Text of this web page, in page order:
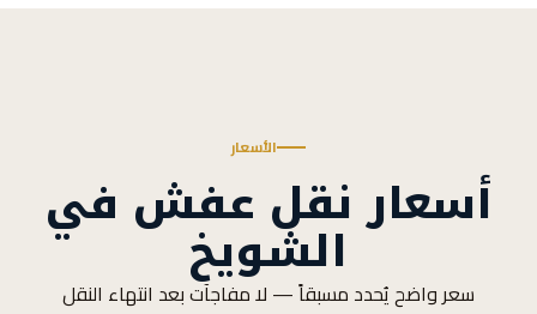
الأسعار
أسعار نقل عفش في
الشويخ
سعر واضح يُحدد مسبقاً — لا مفاجآت بعد انتهاء النقل